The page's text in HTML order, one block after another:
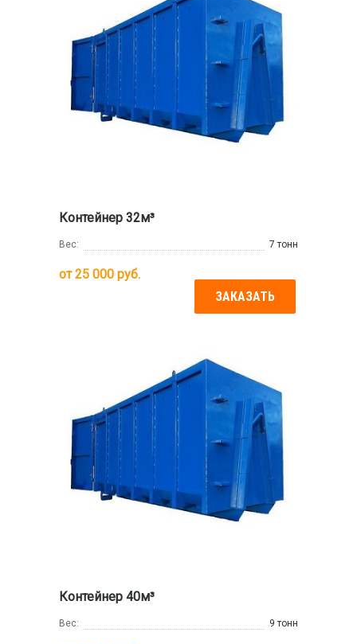
Контейнер 32м³
Вес: 7 тонн
от25 000 руб.
ЗАКАЗАТЬ
Контейнер 40м³
Вес: 9 тонн